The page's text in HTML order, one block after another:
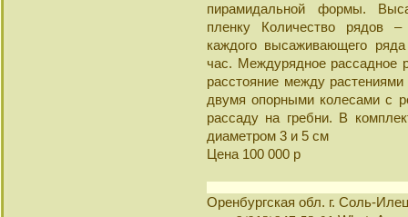
пирамидальной формы.
пленку Количество рядов –
каждого высаживающего
час. Междурядное рассадное
расстояние между
двумя опорными колесами с
рассаду на гребни. В
диаметром 3 и 5 см
Цена 100 000 р
Оренбургская обл. г. Соль-